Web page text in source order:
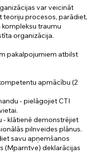
var veicināt
teoriju procesos, parādiet,
kompleksu traumu
organizācija.
pakalpojumiem atbilst
apmācību (2
- pielāgojiet CTI
- klātienē demonstrējiet
pilnveides plānus.
savu apņemšanos
(Mparntve) deklarācijas